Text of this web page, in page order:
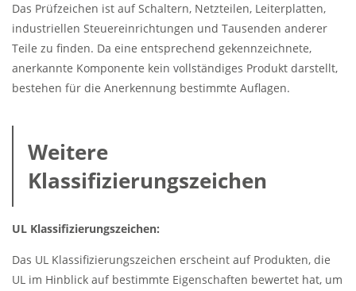
Das Prüfzeichen ist auf Schaltern, Netzteilen, Leiterplatten,
industriellen Steuereinrichtungen und Tausenden anderer
Teile zu finden. Da eine entsprechend gekennzeichnete,
anerkannte Komponente kein vollständiges Produkt darstellt,
bestehen für die Anerkennung bestimmte Auflagen.
Weitere
Klassifizierungszeichen
UL Klassifizierungszeichen:
Das UL Klassifizierungszeichen erscheint auf Produkten, die
UL im Hinblick auf bestimmte Eigenschaften bewertet hat, um